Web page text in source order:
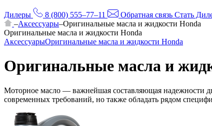
Дилеры 8 (800) 555–77–11 Обратная связь Стать
–Аксессуары–Оригинальные масла и жидкости Honda
Оригинальные масла и жидкости Honda
АксессуарыОригинальные масла и жидкости Honda
Оригинальные масла и
Моторное масло — важнейшая составляющая надежности
современных требований, но также обладать рядом